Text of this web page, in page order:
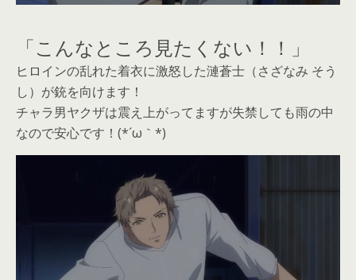
「こんなところ見たくない！！」
ヒロインの乱れた着衣に激怒した漣蒼士（さざなみ そう
し）が銃を向けます！
チャラ男ヤクザは震え上がってますが失禁しても雨の中
なので安心です！(*´ω｀*)